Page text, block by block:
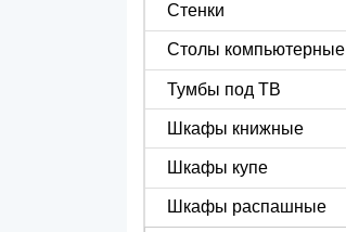
Стенки
Столы компьютерные
Тумбы под ТВ
Шкафы книжные
Шкафы купе
Шкафы распашные